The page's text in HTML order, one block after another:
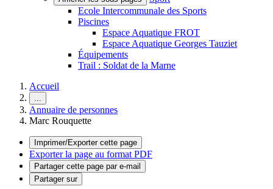
Ecole Intercommunale des Sports
Piscines
Espace Aquatique FROT
Espace Aquatique Georges Tauziet
Équipements
Trail : Soldat de la Marne
Accueil
...
Annuaire de personnes
Marc Rouquette
Imprimer/Exporter cette page
Exporter la page au format PDF
Partager cette page par e-mail
Partager sur